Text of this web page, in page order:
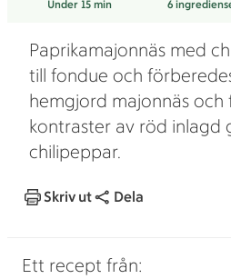
Under 15 min 6
Paprikamajonnäs med
till fondue och
hemgjord majonnäs och
kontraster av röd inlagd
chilipeppar.
Skriv ut Dela
Ett recept från: